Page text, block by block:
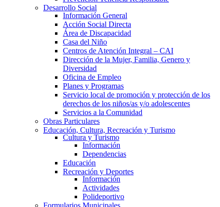
Desarrollo Social
Información General
Acción Social Directa
Área de Discapacidad
Casa del Niño
Centros de Atención Integral – CAI
Dirección de la Mujer, Familia, Genero y
Diversidad
Oficina de Empleo
Planes y Programas
Servicio local de promoción y protección de los
derechos de los niños/as y/o adolescentes
Servicios a la Comunidad
Obras Particulares
Educación, Cultura, Recreación y Turismo
Cultura y Turismo
Información
Dependencias
Educación
Recreación y Deportes
Información
Actividades
Polideportivo
Formularios Municipales